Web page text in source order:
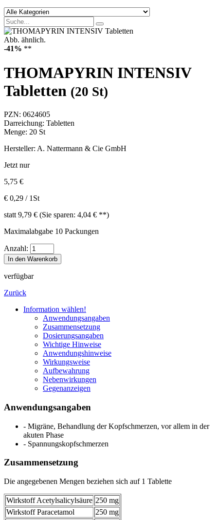
Abb. ähnlich.
-41% **
THOMAPYRIN INTENSIV
Tabletten (20 St)
PZN: 0624605
Darreichung: Tabletten
Menge: 20 St
Hersteller: A. Nattermann & Cie GmbH
Jetzt nur
5,75 €
€ 0,29 / 1St
statt 9,79 € (Sie sparen: 4,04 € **)
Maximalabgabe 10 Packungen
Anzahl:
In den Warenkorb
verfügbar
Zurück
Information wählen!
Anwendungsangaben
Zusammensetzung
Dosierungsangaben
Wichtige Hinweise
Anwendungshinweise
Wirkungsweise
Aufbewahrung
Nebenwirkungen
Gegenanzeigen
Anwendungsangaben
- Migräne, Behandlung der Kopfschmerzen, vor allem in der
akuten Phase
- Spannungskopfschmerzen
Zusammensetzung
Die angegebenen Mengen beziehen sich auf 1 Tablette
Wirkstoff Acetylsalicylsäure 250 mg
Wirkstoff Paracetamol
250 mg